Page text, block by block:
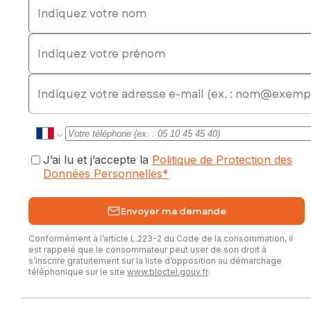
* Balcons privatifs
* Prestations soignées et matériaux de qualité
La situation géographique constitue un atout majeur :
* Accès rapide aux principaux axes routiers
* Secteur dynamique et particulièrement apprécié des
travailleurs frontaliers
### Un investissement patrimonial d'exception
Cet immeuble réunit les critères les plus recherchés par les
investisseurs avertis :
? Revenus immédiats et pérennes
Indiquez votre prénom
E-mail
J’ai lu et j’accepte la Politique de Protection des
Données Personnelles*
Envoyer ma demande
Conformément à l’article L.223-2 du Code de la consommation, il
est rappelé que le consommateur peut user de son droit à
s’inscrire gratuitement sur la liste d’opposition au démarchage
téléphonique sur le site www.bloctel.gouv.fr.